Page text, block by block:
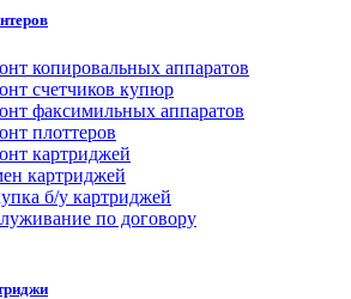
копировальных аппаратов
счетчиков купюр
факсимильных аппаратов
плоттеров
картриджей
картриджей
б/у картриджей
по договору